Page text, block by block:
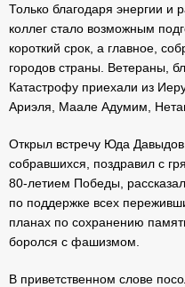
Только благодаря энергии и
коллег стало возможным
короткий срок, а главное,
городов страны. Ветераны,
Катастрофу приехали из
Ариэля, Маале Адумим,
Открыл встречу Юда
собравшихся, поздравил с
80-летием Победы,
по поддержке всех
планах по сохранению
боролся с фашизмом.
В приветственном слове